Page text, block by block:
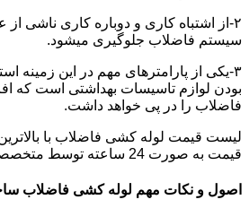
۲-از اشتباه کاری و دوباره کاری ناشی
سیستم فاضلاب جلوگیری میشود.
۳-یکی از پارامترهای مهم در این زمینه
بودن لوازم تاسیسات بهداشتی است که
فاضلاب را در پی خواهد داشت.
لیست قیمت لوله کشی فاضلاب با
قیمت به صورت 24 ساعته توسط متخصصین
اصول و نکات مهم لوله کشی فاضلاب